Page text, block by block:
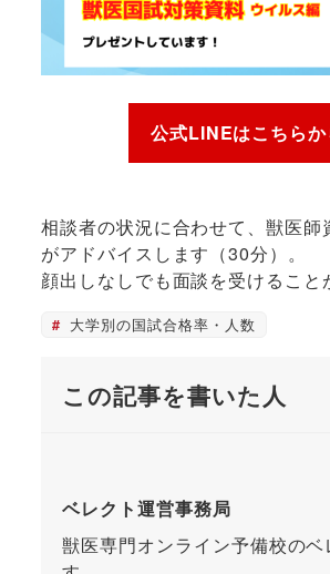
公式LINEはこちらか
相談者の状況に合わせて、獣医師
がアドバイスします（30分）。
顔出しなしでも面談を受けること
大学別の国試合格率・人数
この記事を書いた人
ベレクト運営事務局
獣医専門オンライン予備校のベ